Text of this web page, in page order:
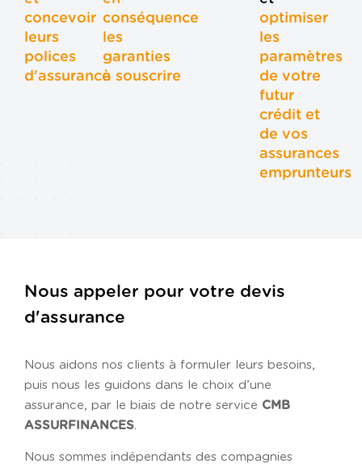
concevoir
leurs
polices
d'assurance
conséquence
les
garanties
à souscrire
optimiser
les
paramètres
de votre
futur
crédit et
de vos
assurances
emprunteurs
Nous appeler pour votre devis
d'assurance
Nous aidons nos clients à formuler leurs besoins,
puis nous les guidons dans le choix d’une
assurance, par le biais de notre service CMB
ASSURFINANCES.
Nous sommes indépendants des compagnies